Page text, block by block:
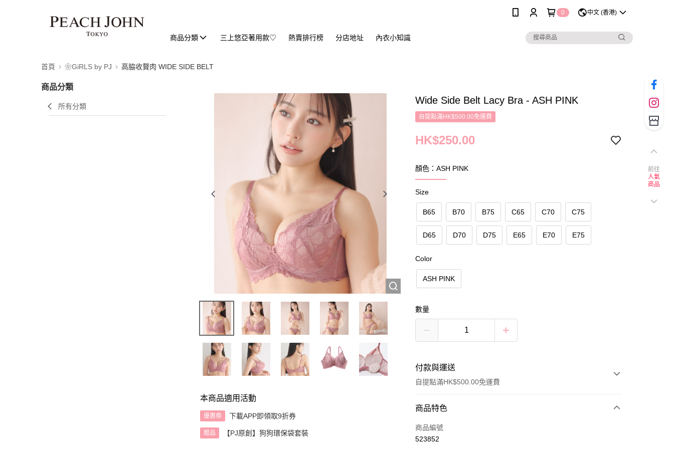
0 中文 (香港)
商品分類 三上悠亞著用款♡ 熱賣排行榜 分店地址 內衣小知識
首頁 ❀GiRLS by PJ 高脇收贅肉 WIDE SIDE BELT
商品分類
所有分類
本商品適用活動
優惠券 下載APP即領取9折券
贈品 【PJ原創】狗狗環保袋套裝
Wide Side Belt Lacy Bra - ASH PINK
自提點滿HK$500.00免運費
HK$250.00
顏色：ASH PINK
Size
B65 B70 B75 C65 C70 C75
D65 D70 D75 E65 E70 E75
Color
ASH PINK
數量
付款與運送
自提點滿HK$500.00免運費
付款方式
信用卡
商品特色
商品編號
523852
前往
人氣
商品